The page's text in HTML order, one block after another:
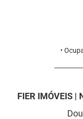
•⁠
FIER IMÓVEIS |